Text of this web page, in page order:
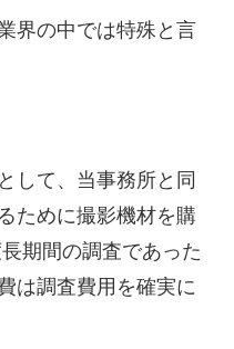
界の中では特殊と言
して、当事務所と同
ために撮影機材を購
期間の調査であった
は調査費用を確実に